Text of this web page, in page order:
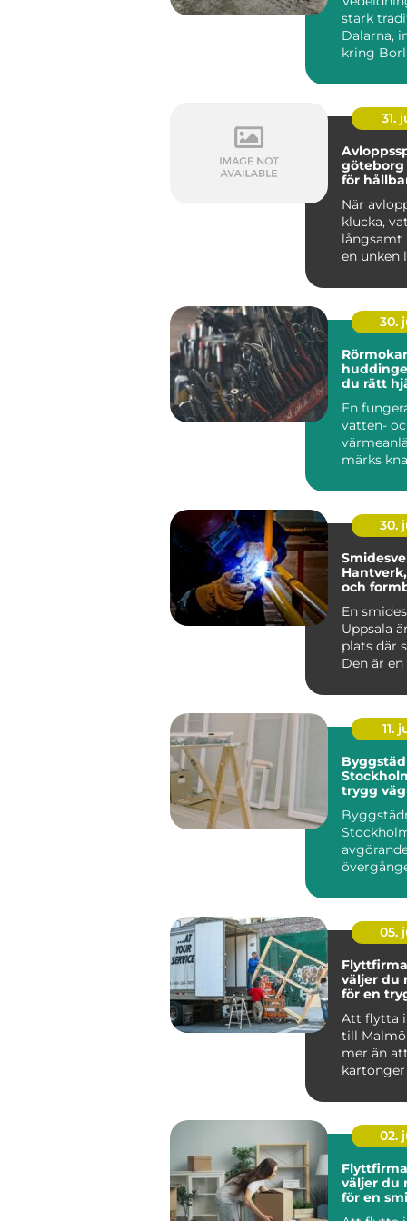
stark
Dalarna,
kring
både för
31.
göteborg en guide
för
När
klucka,
långsamt
en unken
30.
huddinge så väljer
du rätt
trygghet
En
vatten-
märks
rullar på,
30.
och
En
Uppsala
plats där
Den är en
11.
trygg
färdig
05.
Flyttfirma
väljer du
för en
Att flytta
till
mer än
kartonger
02.
Flyttfirma
väljer du
för en